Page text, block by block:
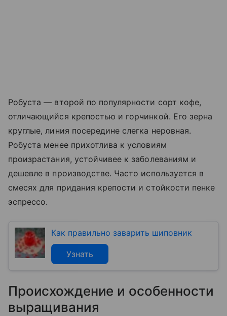
Робуста — второй по популярности сорт кофе,
отличающийся крепостью и горчинкой. Его зерна
круглые, линия посередине слегка неровная.
Робуста менее прихотлива к условиям
произрастания, устойчивее к заболеваниям и
дешевле в производстве. Часто используется в
смесях для придания крепости и стойкости пенке
эспрессо.
Как правильно заварить шиповник
Узнать
Происхождение и особенности
выращивания